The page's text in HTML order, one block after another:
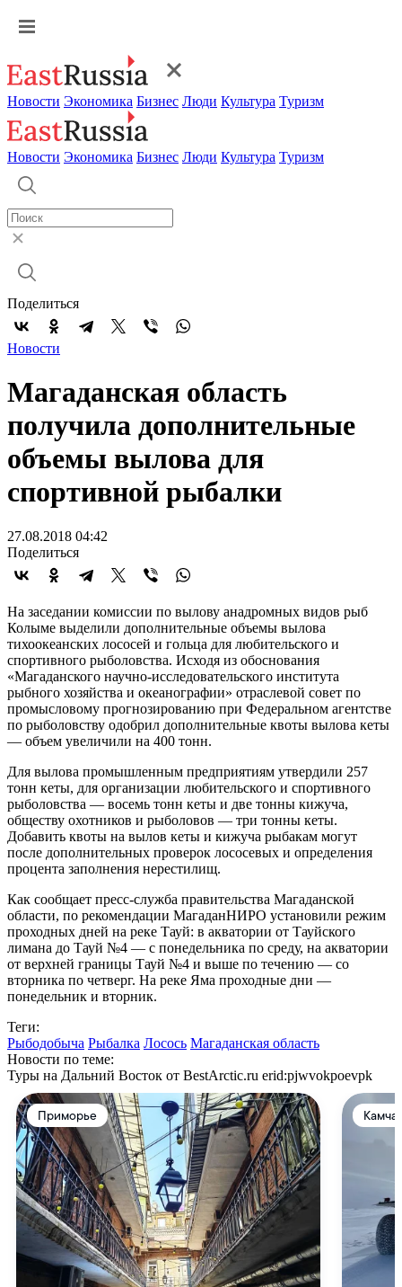
Новости Экономика Бизнес Люди Культура Туризм
Новости Экономика Бизнес Люди Культура Туризм
Поделиться
Новости
Магаданская область
получила дополнительные
объемы вылова для
спортивной рыбалки
27.08.2018 04:42
Поделиться
На заседании комиссии по вылову анадромных видов рыб
Колыме выделили дополнительные объемы вылова
тихоокеанских лососей и гольца для любительского и
спортивного рыболовства. Исходя из обоснования
«Магаданского научно-исследовательского института
рыбного хозяйства и океанографии» отраслевой совет по
промысловому прогнозированию при Федеральном агентстве
по рыболовству одобрил дополнительные квоты вылова кеты
— объем увеличили на 400 тонн.
Для вылова промышленным предприятиям утвердили 257
тонн кеты, для организации любительского и спортивного
рыболовства — восемь тонн кеты и две тонны кижуча,
обществу охотников и рыболовов — три тонны кеты.
Добавить квоты на вылов кеты и кижуча рыбакам могут
после дополнительных проверок лососевых и определения
процента заполнения нерестилищ.
Как сообщает пресс-служба правительства Магаданской
области, по рекомендации МагаданНИРО установили режим
проходных дней на реке Тауй: в акватории от Тауйского
лимана до Тауй №4 — с понедельника по среду, на акватории
от верхней границы Тауй №4 и выше по течению — со
вторника по четверг. На реке Яма проходные дни —
понедельник и вторник.
Теги:
Рыбодобыча Рыбалка Лосось Магаданская область
Новости по теме:
Туры на Дальний Восток от BestArctic.ru erid:pjwvokpoevpk